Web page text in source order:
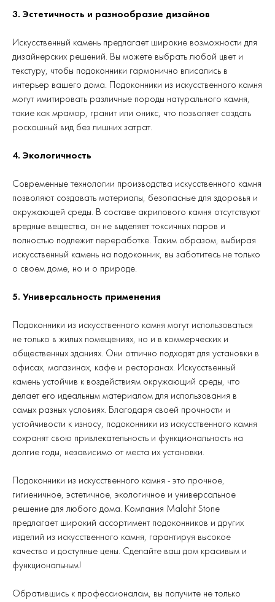
3. Эстетичность и разнообразие дизайнов
Искусственный камень предлагает широкие возможности для
дизайнерских решений. Вы можете выбрать любой цвет и
текстуру, чтобы подоконники гармонично вписались в
интерьер вашего дома. Подоконники из искусственного камня
могут имитировать различные породы натурального камня,
такие как мрамор, гранит или оникс, что позволяет создать
роскошный вид без лишних затрат.
4. Экологичность
Современные технологии производства искусственного камня
позволяют создавать материалы, безопасные для здоровья и
окружающей среды. В составе акрилового камня отсутствуют
вредные вещества, он не выделяет токсичных паров и
полностью подлежит переработке. Таким образом, выбирая
искусственный камень на подоконник, вы заботитесь не только
о своем доме, но и о природе.
5. Универсальность применения
Подоконники из искусственного камня могут использоваться
не только в жилых помещениях, но и в коммерческих и
общественных зданиях. Они отлично подходят для установки в
офисах, магазинах, кафе и ресторанах. Искусственный
камень устойчив к воздействиям окружающий среды, что
делает его идеальным материалом для использования в
самых разных условиях. Благодаря своей прочности и
устойчивости к износу, подоконники из искусственного камня
сохранят свою привлекательность и функциональность на
долгие годы, независимо от места их установки.
Подоконники из искусственного камня - это прочное,
гигиеничное, эстетичное, экологичное и универсальное
решение для любого дома. Компания Malahit Stone
предлагает широкий ассортимент подоконников и других
изделий из искусственного камня, гарантируя высокое
качество и доступные цены. Сделайте ваш дом красивым и
функциональным!
Обратившись к профессионалам, вы получите не только